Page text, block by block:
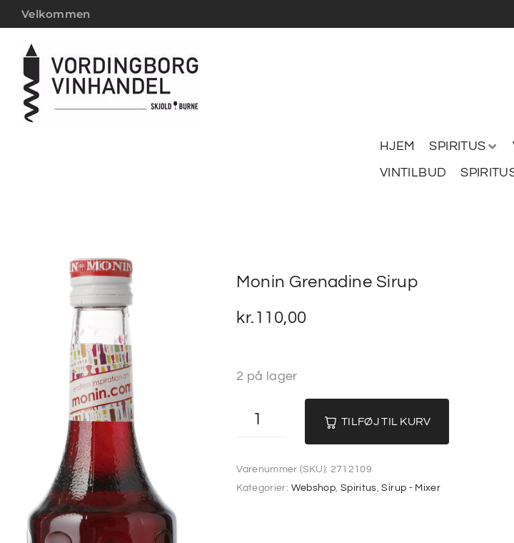
Velkommen
HJEM SPIRITUS
VINTILBUD
Monin Grenadine Sirup
kr. 110,00
2 på lager
TILFØJ TIL KURV
Varenummer (SKU): 2712109
Kategorier: Webshop, Spiritus,Sirup - Mixer